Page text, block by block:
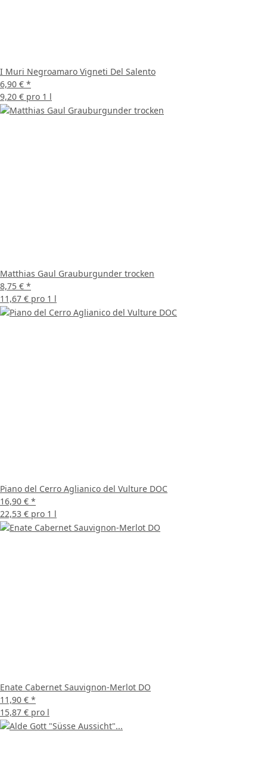
I Muri Negroamaro Vigneti Del Salento
6,90 € *
9,20 € pro 1 l
Matthias Gaul Grauburgunder trocken
8,75 € *
11,67 € pro 1 l
Piano del Cerro Aglianico del Vulture DOC
16,90 € *
22,53 € pro 1 l
Enate Cabernet Sauvignon-Merlot DO
11,90 € *
15,87 € pro l